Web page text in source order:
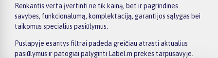
Renkantis verta įvertinti ne tik kainą, bet ir pagrindines
savybes, funkcionalumą, komplektaciją, garantijos sąlygas bei
taikomus specialius pasiūlymus.
Puslapyje esantys filtrai padeda greičiau atrasti aktualius
pasiūlymus ir patogiai palyginti Label.m prekes tarpusavyje.